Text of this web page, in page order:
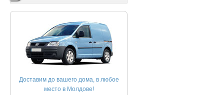
Доставим до вашего дома, в любое
место в Молдове!